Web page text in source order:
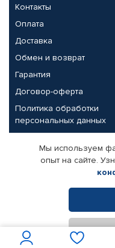
Контакты
Оплата
Доставка
Обмен и возврат
Гарантия
Договор-оферта
Политика обработки
персональных данных
Партнерам
Корпоративным
Поставщикам
© КАМАЗ ЦЕНТР ДОНЕЦК,
Интернет-магазин
Мы используем
опыт на сайте.